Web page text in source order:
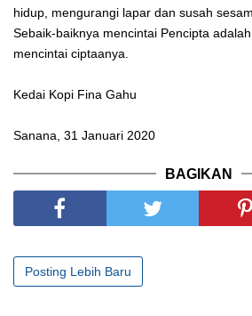
hidup, mengurangi lapar dan susah
Sebaik-baiknya mencintai Pencipta
mencintai ciptaanya.
Kedai Kopi Fina Gahu
Sanana, 31 Januari 2020
BAGIKAN
Posting Lebih Baru